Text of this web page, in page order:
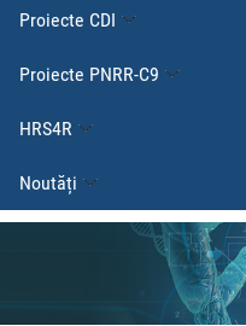
Proiecte CDI
Proiecte PNRR-C9
HRS4R
Noutăți